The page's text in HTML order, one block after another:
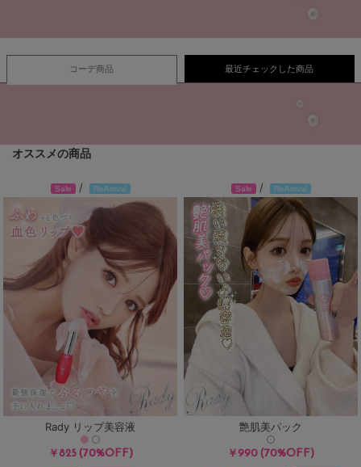
コーデ商品 最近チェックした商品
オススメの商品
Sale / ReArrival
Rady リップ美容液
￥825(70%OFF)
Sale / ReArrival
艶肌美パック
￥990(70%OFF)